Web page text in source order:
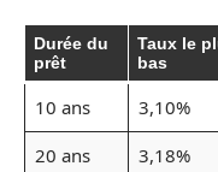
Durée du
prêt
Taux le
bas
10 ans 3,10%
20 ans
3,18%